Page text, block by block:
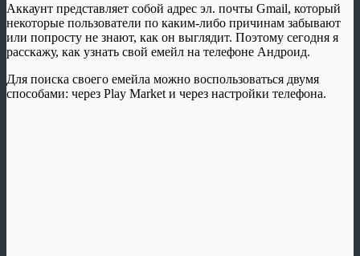
Аккаунт представляет собой адрес эл. почты Gmail, который
некоторые пользователи по каким-либо причинам забывают
или попросту не знают, как он выглядит. Поэтому сегодня я
расскажу, как узнать свой емейл на телефоне Андроид.
Для поиска своего емейла можно воспользоваться двумя
способами: через Play Market и через настройки телефона.